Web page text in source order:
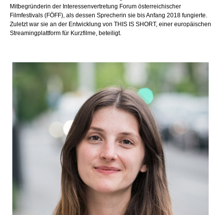
Mitbegründerin der Interessenvertretung Forum österreichischer
Filmfestivals (FÖFF), als dessen Sprecherin sie bis Anfang 2018 fungierte.
Zuletzt war sie an der Entwicklung von THIS IS SHORT, einer europäischen
Streamingplattform für Kurzfilme, beteiligt.